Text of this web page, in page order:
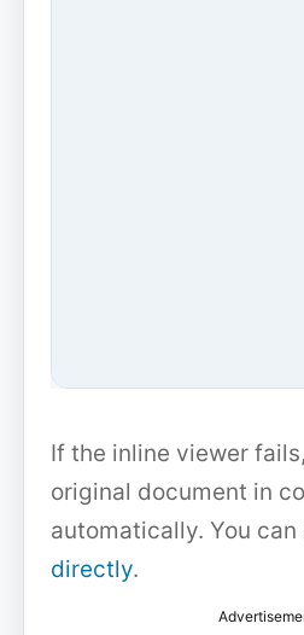
If the inline viewer
original document in
automatically. You can
directly.